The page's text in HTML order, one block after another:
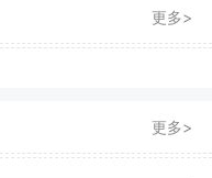
更多>
更多>